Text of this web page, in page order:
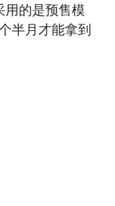
用的是预售模
半月才能拿到